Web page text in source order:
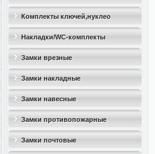
Комплекты ключей,нуклео
Накладки/WC-комплекты
Замки врезные
Замки накладные
Замки навесные
Замки противопожарные
Замки почтовые